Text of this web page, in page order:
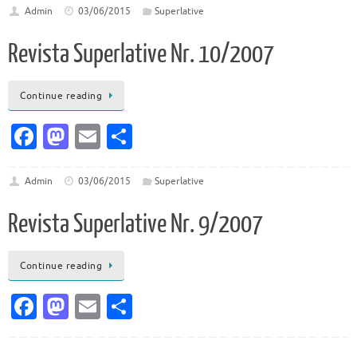
e
b
o
o
k
to
d
o
n
ai
l
ta
je
az
Admin 03/06/2015 Superlative
Revista Superlative Nr. 10/2007
Continue reading
Fa
e
b
o
o
k
M
to
d
o
n
E
ai
l
ta
je
az
Admin 03/06/2015 Superlative
Revista Superlative Nr. 9/2007
Continue reading
Fa M E